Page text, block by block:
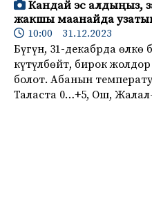
Кандай эс алдыңыз,
жакшы маанайда
10:00 31.12.2023
Бүгүн, 31-декабрда
күтүлбөйт, бирок
болот. Абанын
Таласта 0…+5, Ош,